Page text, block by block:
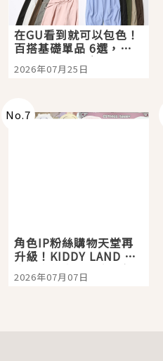
在GU看到就可以包色！
百搭基礎單品 6選，閉
眼全收也不心疼
2026年07月25日
No.7
角色IP粉絲購物天堂再
升級！KIDDY LAND 原
宿店吉伊卡哇迎客，新
開幕 OMOKADO 店3分
2026年07月07日